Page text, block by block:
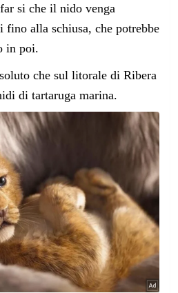
si che il nido venga
fino alla schiusa, che potrebbe
in poi.
che sul litorale di Ribera
di tartaruga marina.